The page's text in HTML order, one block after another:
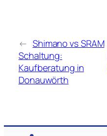
← Shimano vs SRAM
Schaltung:
Kaufberatung in
Donauwörth